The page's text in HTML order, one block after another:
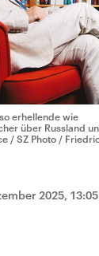
erhellende wie
über Russland
/ SZ Photo /
2025,